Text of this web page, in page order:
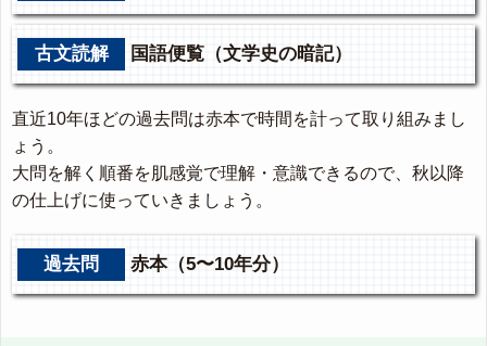
古文読解 国語便覧（文学史の暗記）
直近10年ほどの過去問は赤本で時間を計って取り組みまし
ょう。
大問を解く順番を肌感覚で理解・意識できるので、秋以降
の仕上げに使っていきましょう。
過去問 赤本（5〜10年分）